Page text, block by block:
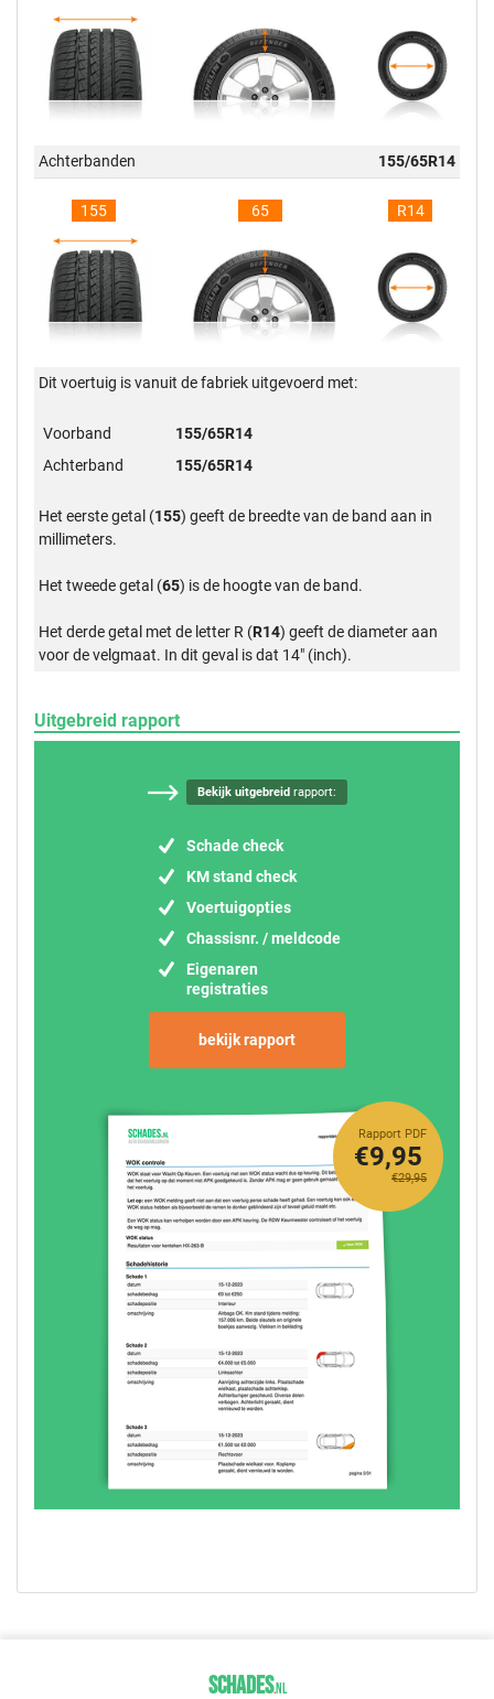
Achterbanden 155/65R14
155 65 R14
Dit voertuig is vanuit de fabriek uitgevoerd met:
Voorband
155/65R14
Achterband
155/65R14
Het eerste getal (155) geeft de breedte van de band aan in
millimeters.
Het tweede getal (65) is de hoogte van de band.
Het derde getal met de letter R (R14) geeft de diameter aan
voor de velgmaat. In dit geval is dat 14" (inch).
Uitgebreid rapport
Bekijk uitgebreid rapport:
Schade check
KM stand check
Voertuigopties
Chassisnr. / meldcode
Eigenaren
registraties
bekijk rapport
Rapport PDF
€29,95
€9,95
SCHADES.NL